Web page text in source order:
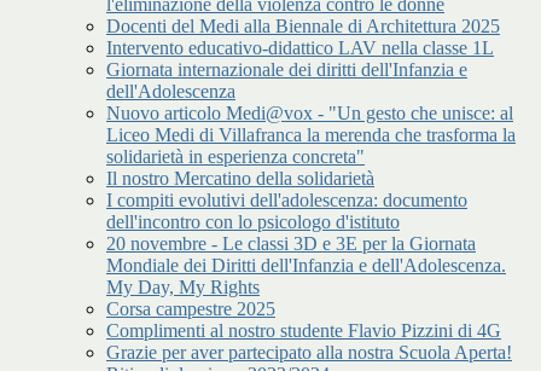
l'eliminazione della violenza contro le donne
Docenti del Medi alla Biennale di Architettura 2025
Intervento educativo-didattico LAV nella classe 1L
Giornata internazionale dei diritti dell'Infanzia e
dell'Adolescenza
Nuovo articolo Medi@vox - "Un gesto che unisce: al
Liceo Medi di Villafranca la merenda che trasforma la
solidarietà in esperienza concreta"
Il nostro Mercatino della solidarietà
I compiti evolutivi dell'adolescenza: documento
dell'incontro con lo psicologo d'istituto
20 novembre - Le classi 3D e 3E per la Giornata
Mondiale dei Diritti dell'Infanzia e dell'Adolescenza.
My Day, My Rights
Corsa campestre 2025
Complimenti al nostro studente Flavio Pizzini di 4G
Grazie per aver partecipato alla nostra Scuola Aperta!